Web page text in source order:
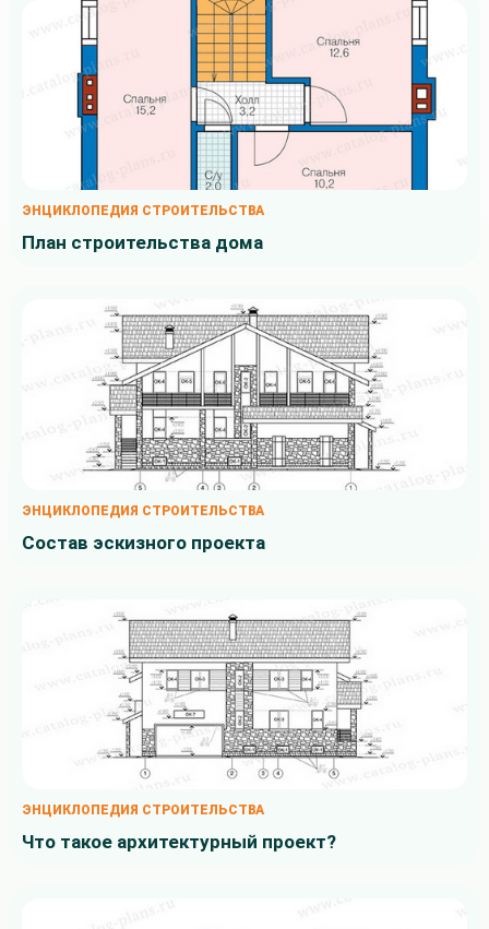
ЭНЦИКЛОПЕДИЯ СТРОИТЕЛЬСТВА
План строительства дома
ЭНЦИКЛОПЕДИЯ СТРОИТЕЛЬСТВА
Состав эскизного проекта
ЭНЦИКЛОПЕДИЯ СТРОИТЕЛЬСТВА
Что такое архитектурный проект?